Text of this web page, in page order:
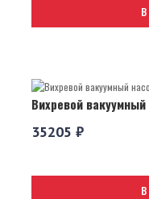
В
Вихревой вакуумный
35205 ₽
В